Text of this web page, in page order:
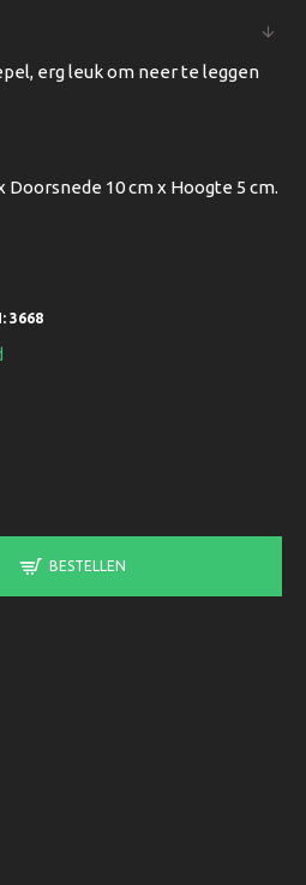
erg leuk om neer te leggen
10 cm x Hoogte 5 cm.
3668
BESTELLEN